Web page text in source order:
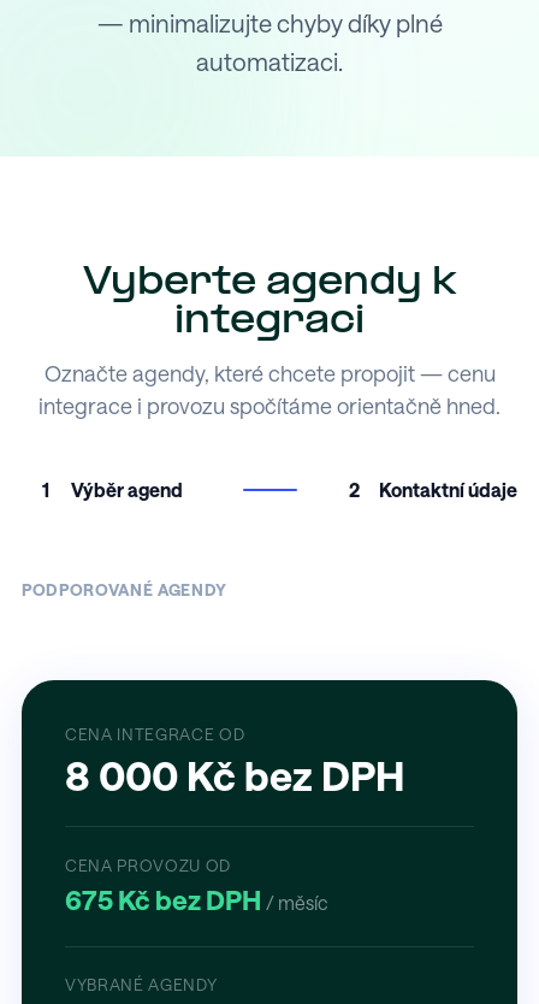
— minimalizujte chyby díky plné
automatizaci.
Vyberte agendy k
integraci
Označte agendy, které chcete propojit — cenu
integrace i provozu spočítáme orientačně hned.
1 Výběr agend 2 Kontaktní údaje
PODPOROVANÉ AGENDY
CENA INTEGRACE OD
8 000 Kč bez DPH
CENA PROVOZU OD
675 Kč bez DPH / měsíc
VYBRANÉ AGENDY